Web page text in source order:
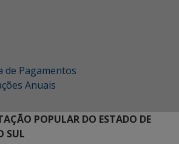
de Pagamentos
Anuais
POPULAR DO ESTADO DE
SUL